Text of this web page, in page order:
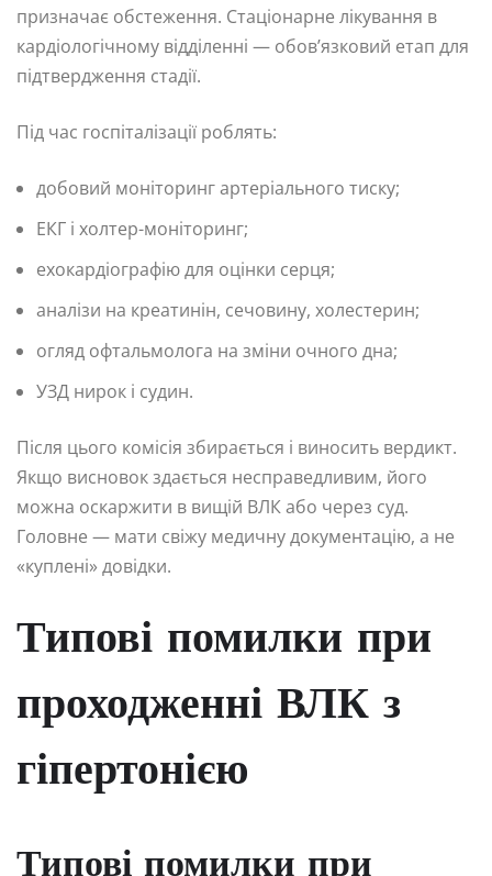
призначає обстеження. Стаціонарне лікування в
кардіологічному відділенні — обов’язковий етап для
підтвердження стадії.
Під час госпіталізації роблять:
добовий моніторинг артеріального тиску;
ЕКГ і холтер-моніторинг;
ехокардіографію для оцінки серця;
аналізи на креатинін, сечовину, холестерин;
огляд офтальмолога на зміни очного дна;
УЗД нирок і судин.
Після цього комісія збирається і виносить вердикт.
Якщо висновок здається несправедливим, його
можна оскаржити в вищій ВЛК або через суд.
Головне — мати свіжу медичну документацію, а не
«куплені» довідки.
Типові помилки при
проходженні ВЛК з
гіпертонією
Типові помилки при